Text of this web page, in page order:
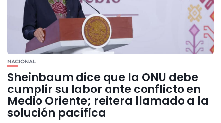
NACIONAL
Sheinbaum dice que la ONU debe
cumplir su labor ante conflicto en
Medio Oriente; reitera llamado a la
solución pacífica